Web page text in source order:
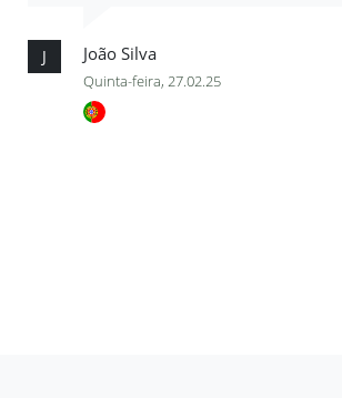
J João Silva
Quinta-feira, 27.02.25